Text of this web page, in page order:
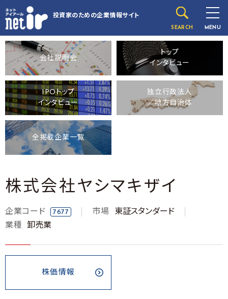
投資家のための企業情報サイト
SEARCH MENU
会社説明会
トップ
インタビュー
IPOトップ
インタビュー
独立行政法人
／地方自治体
全掲載企業一覧
株式会社ヤシマキザイ
企業コード 7677 市場
東証スタンダード
業種
卸売業
株価情報